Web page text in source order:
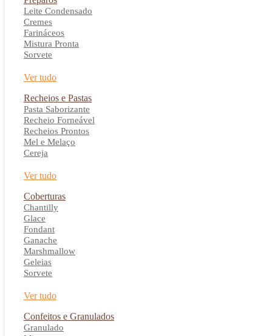
Leite Condensado
Cremes
Farináceos
Mistura Pronta
Sorvete
Ver tudo
Recheios e Pastas
Pasta Saborizante
Recheio Forneável
Recheios Prontos
Mel e Melaço
Cereja
Ver tudo
Coberturas
Chantilly
Glace
Fondant
Ganache
Marshmallow
Geleias
Sorvete
Ver tudo
Confeitos e Granulados
Granulado